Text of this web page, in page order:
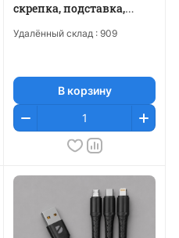
скрепка, подставка,
Удалённый склад : 909
В корзину